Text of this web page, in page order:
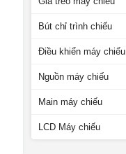
Bút chỉ trình chiếu
Điều khiển máy chiếu
Nguồn máy chiếu
Main máy chiếu
LCD Máy chiếu